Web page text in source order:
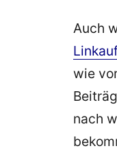
Auch
wie
nach